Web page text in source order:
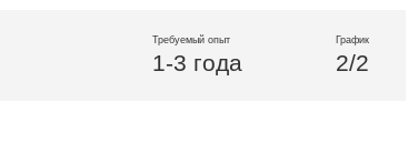
Требуемый опыт
1-3 года
График
2/2